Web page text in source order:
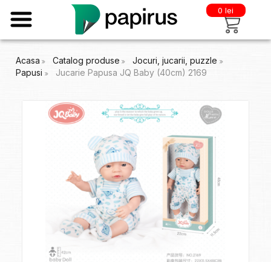
0 lei
Acasa Catalog produse
Jocuri, jucarii, puzzle
Papusi
Jucarie Papusa JQ Baby (40cm) 2169